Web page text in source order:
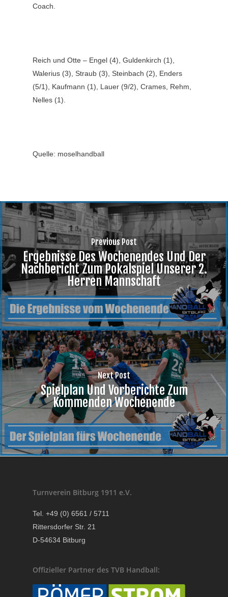
Coach.
Reich und Otte – Engel (4), Guldenkirch (1),
Walerius (3), Straub (3), Steinbach (2), Enders
(5/1), Kaufmann (1), Lauer (9/2), Crames, Rehm,
Nelles (1).
Quelle: moselhandball
Previous Post
Ergebnisse Des Wochenendes Und Der
Nachbericht Zum Pokalspiel Unserer 2.
Herren Mannschaft
Next Post
Spielplan Und Vorberichte Zum
Kommenden Wochenende
Turnverein Bitburg 1911 e.V.
Tel. +49 (0) 6561 / 5711
Rittersdorfer Str. 21
D-54634 Bitburg
Offizieller Partner des TVB Handball: